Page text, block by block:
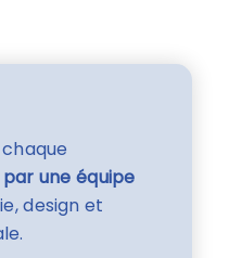
une équipe
design et